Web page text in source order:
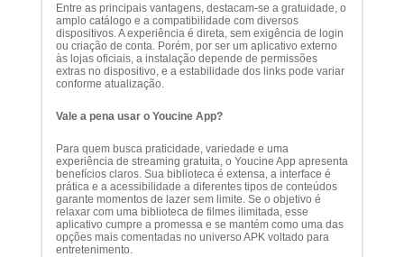
Entre as principais vantagens, destacam-se a gratuidade, o
amplo catálogo e a compatibilidade com diversos
dispositivos. A experiência é direta, sem exigência de login
ou criação de conta. Porém, por ser um aplicativo externo
às lojas oficiais, a instalação depende de permissões
extras no dispositivo, e a estabilidade dos links pode variar
conforme atualização.
Vale a pena usar o Youcine App?
Para quem busca praticidade, variedade e uma
experiência de streaming gratuita, o Youcine App apresenta
benefícios claros. Sua biblioteca é extensa, a interface é
prática e a acessibilidade a diferentes tipos de conteúdos
garante momentos de lazer sem limite. Se o objetivo é
relaxar com uma biblioteca de filmes ilimitada, esse
aplicativo cumpre a promessa e se mantém como uma das
opções mais comentadas no universo APK voltado para
entretenimento.